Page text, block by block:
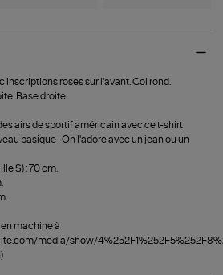
roses sur l'avant. Col rond.
Base droite.
airs de sportif américain avec ce t-shirt
basique ! On l'adore avec un jean ou un
S) : 70 cm.
en machine à
media/show/